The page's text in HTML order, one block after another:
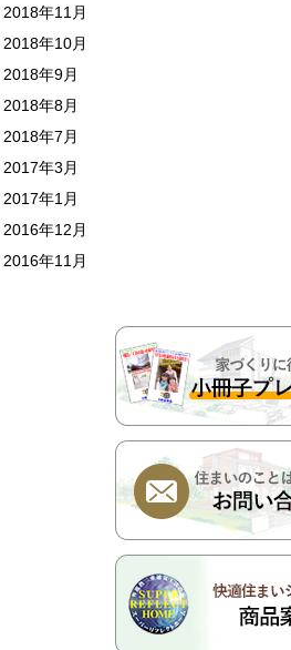
2018年11月
2018年10月
2018年9月
2018年8月
2018年7月
2017年3月
2017年1月
2016年12月
2016年11月